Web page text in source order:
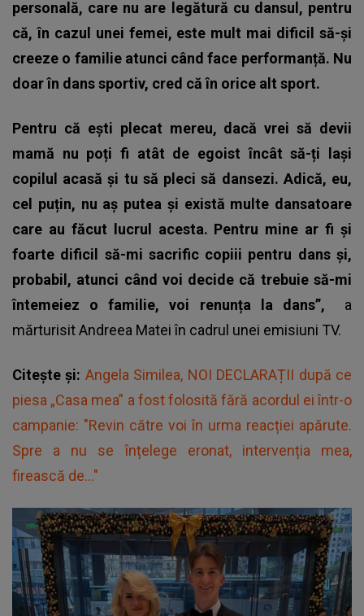
personală, care nu are legătură cu dansul, pentru
că, în cazul unei femei, este mult mai dificil să-și
creeze o familie atunci când face performanță. Nu
doar în dans sportiv, cred că în orice alt sport.
Pentru că ești plecat mereu, dacă vrei să devii
mamă nu poți fi atât de egoist încât să-ți lași
copilul acasă și tu să pleci să dansezi. Adică, eu,
cel puțin, nu aș putea și există multe dansatoare
care au făcut lucrul acesta. Pentru mine ar fi și
foarte dificil să-mi sacrific copiii pentru dans și,
probabil, atunci când voi decide că trebuie să-mi
întemeiez o familie, voi renunța la dans”, a
mărturisit Andreea Matei în cadrul unei emisiuni TV.
Citește și: Angela Similea, NOI DECLARAȚII după ce
piesa „Casa mea” a fost folosită fără acordul ei într-o
campanie: "Revin către voi în urma reacției apărute.
Spre a nu se înțelege eronat, intervenția mea,
firească de..."